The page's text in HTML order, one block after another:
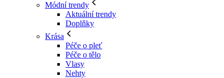
Módní trendy
Aktuální trendy
Doplňky
Krása
Péče o pleť
Péče o tělo
Vlasy
Nehty